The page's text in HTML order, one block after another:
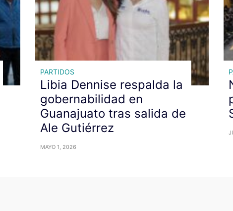
PARTIDOS
Libia Dennise respalda la
gobernabilidad en
Guanajuato tras salida de
Ale Gutiérrez
MAYO 1, 2026